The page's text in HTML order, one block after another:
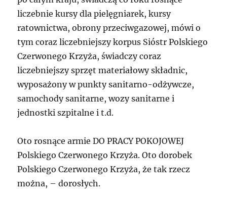
liczebnie kursy dla pielęgniarek, kursy
ratownictwa, obrony przeciwgazowej, mówi o
tym coraz liczebniejszy korpus Sióstr Polskiego
Czerwonego Krzyża, świadczy coraz
liczebniejszy sprzęt materiałowy składnic,
wyposażony w punkty sanitarno-odżywcze,
samochody sanitarne, wozy sanitarne i
jednostki szpitalne i t.d.
Oto rosnące armie DO PRACY POKOJOWEJ
Polskiego Czerwonego Krzyża. Oto dorobek
Polskiego Czerwonego Krzyża, że tak rzecz
można, – dorosłych.